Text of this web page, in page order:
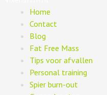
Home
Contact
Blog
Fat Free Mass
Tips voor afvallen
Personal training
Spier burn-out